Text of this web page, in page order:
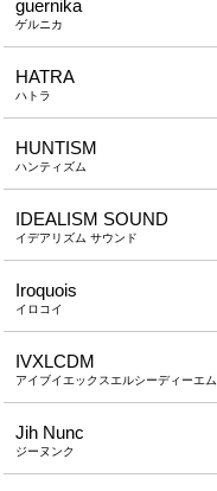
guernika
ゲルニカ
HATRA
ハトラ
HUNTISM
ハンティズム
IDEALISM SOUND
イデアリズム サウンド
Iroquois
イロコイ
IVXLCDM
アイブイエックスエルシーディーエム
Jih Nunc
ジーヌンク